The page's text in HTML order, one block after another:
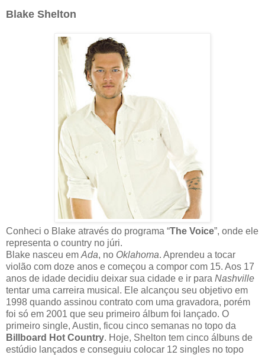
Blake Shelton
Conheci o Blake através do programa “The Voice”, onde ele
representa o country no júri.
Blake nasceu em Ada, no Oklahoma. Aprendeu a tocar
violão com doze anos e começou a compor com 15. Aos 17
anos de idade decidiu deixar sua cidade e ir para Nashville
tentar uma carreira musical. Ele alcançou seu objetivo em
1998 quando assinou contrato com uma gravadora, porém
foi só em 2001 que seu primeiro álbum foi lançado. O
primeiro single, Austin, ficou cinco semanas no topo da
Billboard Hot Country. Hoje, Shelton tem cinco álbuns de
estúdio lançados e conseguiu colocar 12 singles no topo